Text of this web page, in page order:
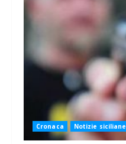
Cronaca Notizie siciliane